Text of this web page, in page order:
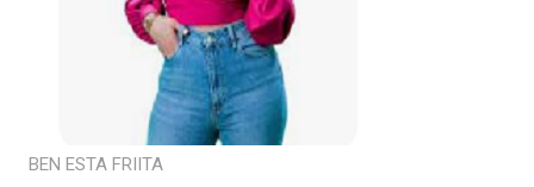
BEN ESTA FRIITA